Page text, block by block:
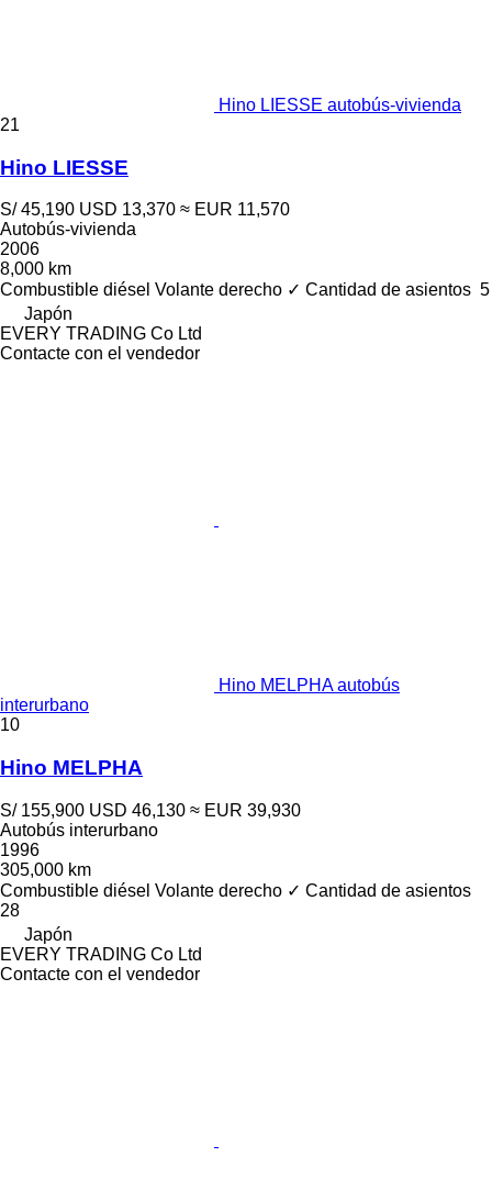
Hino LIESSE autobús-vivienda
21
Hino LIESSE
S/ 45,190 USD 13,370 ≈ EUR 11,570
Autobús-vivienda
2006
8,000 km
Combustible diésel Volante derecho ✓ Cantidad de asientos 5
Japón
EVERY TRADING Co Ltd
Contacte con el vendedor
Hino MELPHA autobús
interurbano
10
Hino MELPHA
S/ 155,900 USD 46,130 ≈ EUR 39,930
Autobús interurbano
1996
305,000 km
Combustible diésel Volante derecho ✓ Cantidad de asientos
28
Japón
EVERY TRADING Co Ltd
Contacte con el vendedor